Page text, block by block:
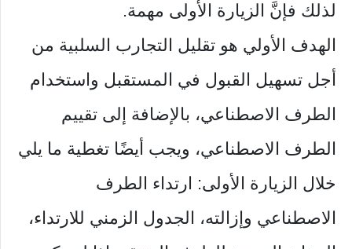
لذلك فإنَّ الزيارة الأولى مهمة.
الهدف الأولي هو تقليل التجارب السلبية من
أجل تسهيل القبول في المستقبل واستخدام
الطرف الاصطناعي، بالإضافة إلى تقييم
الطرف الاصطناعي، ويجب أيضًا تغطية ما يلي
خلال الزيارة الأولى: ارتداء الطرف
الاصطناعي وإزالته، الجدول الزمني للارتداء،